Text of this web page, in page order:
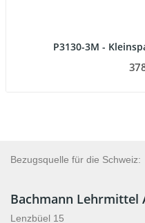
P3130-3M -
Bezugsquelle für die Schweiz:
Bachmann Lehrmittel
Lenzbüel 15